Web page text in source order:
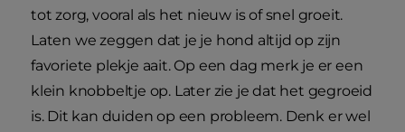
tot zorg, vooral als het nieuw is of snel groeit.
Laten we zeggen dat je je hond altijd op zijn
favoriete plekje aait. Op een dag merk je er een
klein knobbeltje op. Later zie je dat het gegroeid
is. Dit kan duiden op een probleem. Denk er wel